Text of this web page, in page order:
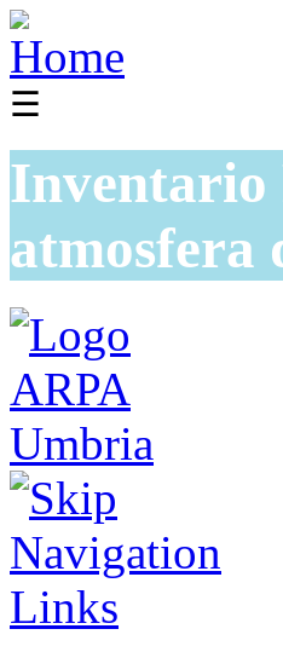
☰
Inventario
atmosfera